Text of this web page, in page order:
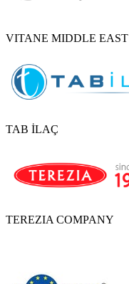
VITANE MIDDLE EAST
TAB İLAÇ
TEREZIA COMPANY